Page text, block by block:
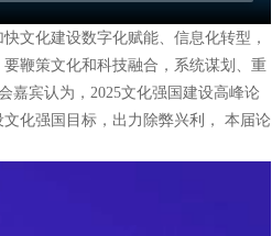
文化建设数字化赋能、信息化转型，
鞭策文化和科技融合，系统谋划、重
嘉宾认为，2025文化强国建设高峰论
化强国目标，出力除弊兴利， 本届论